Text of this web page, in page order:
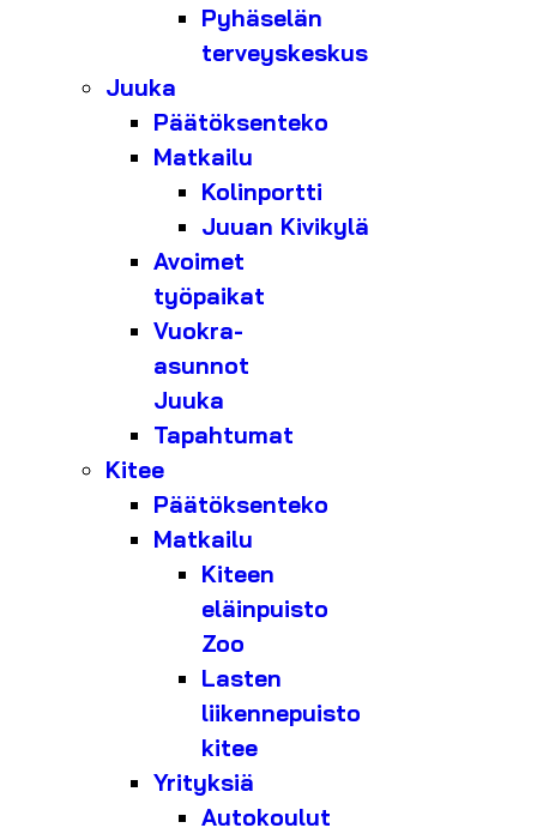
Pyhäselän
terveyskeskus
Juuka
Päätöksenteko
Matkailu
Kolinportti
Juuan Kivikylä
Avoimet
työpaikat
Vuokra-
asunnot
Juuka
Tapahtumat
Kitee
Päätöksenteko
Matkailu
Kiteen
eläinpuisto
Zoo
Lasten
liikennepuisto
kitee
Yrityksiä
Autokoulut